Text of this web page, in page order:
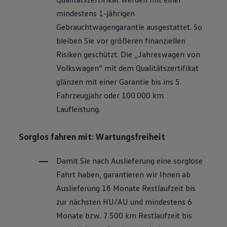
Räder und Reifen
Pannen- und Unfallhilfe
Volkswagen Teile
Zubehör
Schutz und Pflege
Transport
Individualisieren
Wallbox und Ladekabel
Volkswagen Apps, Login und Shop
Handy und Fahrzeug verbinden
Über Ihr Auto
Vorgängermodelle
Kundeninformationen
Volkswagen Kundenbetreuung
Warn- und Kontrollleuchten
Digitale Betriebsanleitung
mindestens 1-jährigen
Gebrauchtwagengarantie ausgestattet. So
bleiben Sie vor größeren finanziellen
Risiken geschützt. Die „Jahreswagen von
Volkswagen“ mit dem Qualitätszertifikat
glänzen mit einer Garantie bis ins 5.
Fahrzeugjahr oder 100.000 km
Laufleistung.
Sorglos fahren mit: Wartungsfreiheit
Damit Sie nach Auslieferung eine sorglose
Fahrt haben, garantieren wir Ihnen ab
Auslieferung 18 Monate Restlaufzeit bis
zur nächsten HU/AU und mindestens 6
Monate bzw. 7.500 km Restlaufzeit bis